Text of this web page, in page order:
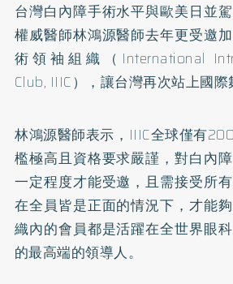
台灣白內障手術水平與歐美日並
權威醫師林鴻源醫師去年更受邀
術領袖組織（International
Club, IIIC），讓台灣再次站上國際
林鴻源醫師表示，IIIC全球僅有
檻極高且資格要求嚴謹，對白內
一定程度才能受邀，且需接受所
在全員皆是正面的情況下，才能
織內的會員都是活躍在全世界眼
的最高端的領導人。